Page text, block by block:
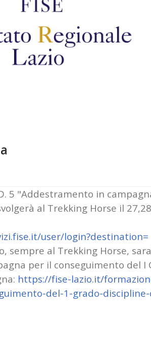
5 "Addestramento in
al Trekking Horse il
fise.it/user/login?destination=
sempre al Trekking Horse,
per il conseguimento del I
https://fise-lazio.it/
del-1-grado-